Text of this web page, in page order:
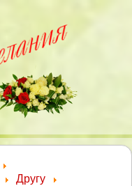
Другу